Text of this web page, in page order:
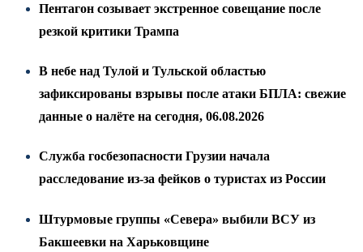
Пентагон созывает экстренное совещание после
резкой критики Трампа
В небе над Тулой и Тульской областью
зафиксированы взрывы после атаки БПЛА: свежие
данные о налёте на сегодня, 06.08.2026
Служба госбезопасности Грузии начала
расследование из-за фейков о туристах из России
Штурмовые группы «Севера» выбили ВСУ из
Бакшеевки на Харьковщине